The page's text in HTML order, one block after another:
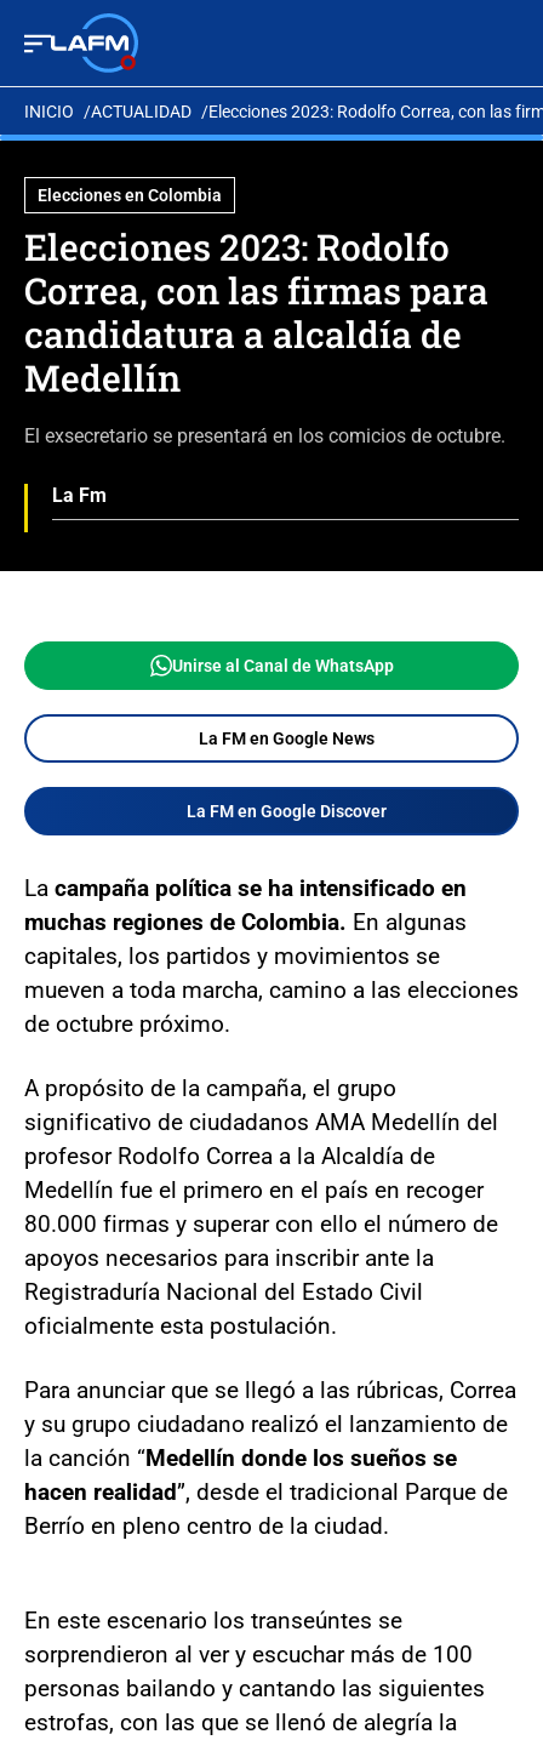
INICIO ACTUALIDAD Elecciones 2023: Rodolfo Correa, con las
Elecciones en Colombia
Elecciones 2023: Rodolfo
Correa, con las firmas para
candidatura a alcaldía de
Medellín
El exsecretario se presentará en los comicios de octubre.
La Fm
Unirse al Canal de WhatsApp
La FM en Google News
La FM en Google Discover
La campaña política se ha intensificado en
muchas regiones de Colombia. En algunas
capitales, los partidos y movimientos se
mueven a toda marcha, camino a las elecciones
de octubre próximo.
A propósito de la campaña, el grupo
significativo de ciudadanos AMA Medellín del
profesor Rodolfo Correa a la Alcaldía de
Medellín fue el primero en el país en recoger
80.000 firmas y superar con ello el número de
apoyos necesarios para inscribir ante la
Registraduría Nacional del Estado Civil
oficialmente esta postulación.
Para anunciar que se llegó a las rúbricas, Correa
y su grupo ciudadano realizó el lanzamiento de
la canción “Medellín donde los sueños se
hacen realidad”, desde el tradicional Parque de
Berrío en pleno centro de la ciudad.
En este escenario los transeúntes se
sorprendieron al ver y escuchar más de 100
personas bailando y cantando las siguientes
estrofas, con las que se llenó de alegría la